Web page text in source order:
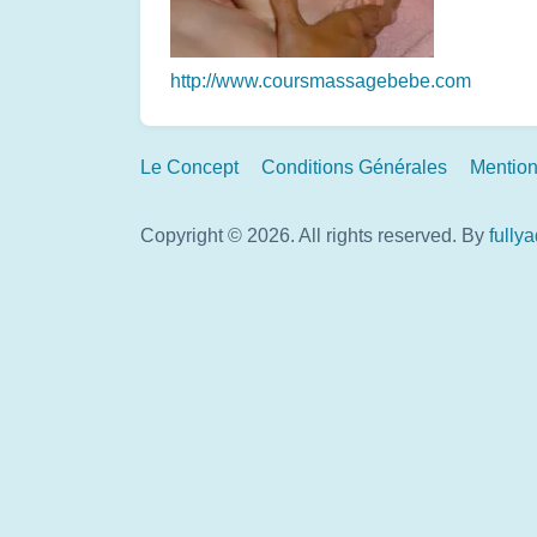
http://www.coursmassagebebe.com
Footer
Le Concept Conditions Générales
Copyright © 2026. All rights reserved. By